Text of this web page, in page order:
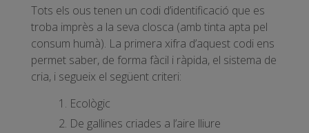
Tots els ous tenen un codi d’identificació que es
troba imprès a la seva closca (amb tinta apta pel
consum humà). La primera xifra d’aquest codi ens
permet saber, de forma fàcil i ràpida, el sistema de
cria, i segueix el següent criteri:
Ecològic
De gallines criades a l’aire lliure